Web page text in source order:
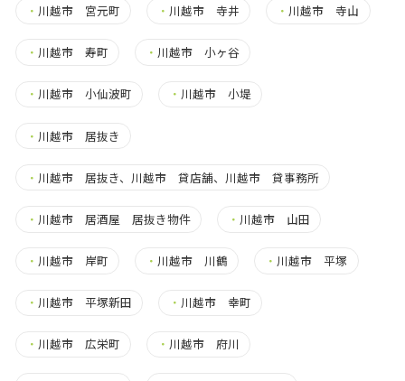
・ 川越市 宮元町 ・ 川越市 寺井 ・ 川越市 寺山
・ 川越市 寿町 ・ 川越市 小ヶ谷
・ 川越市 小仙波町 ・ 川越市 小堤
・ 川越市 居抜き
・ 川越市 居抜き、川越市 貸店舗、川越市 貸事務所
・ 川越市 居酒屋 居抜き物件 ・ 川越市 山田
・ 川越市 岸町 ・ 川越市 川鶴 ・ 川越市 平塚
・ 川越市 平塚新田 ・ 川越市 幸町
・ 川越市 広栄町 ・ 川越市 府川